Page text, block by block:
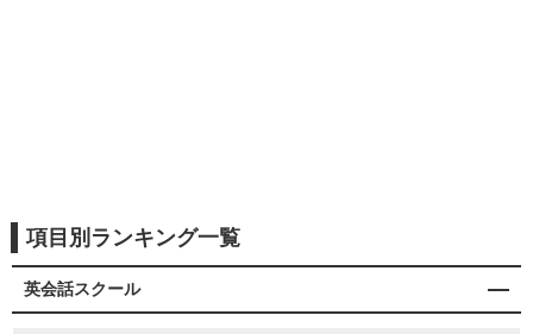
項目別ランキング一覧
英会話スクール